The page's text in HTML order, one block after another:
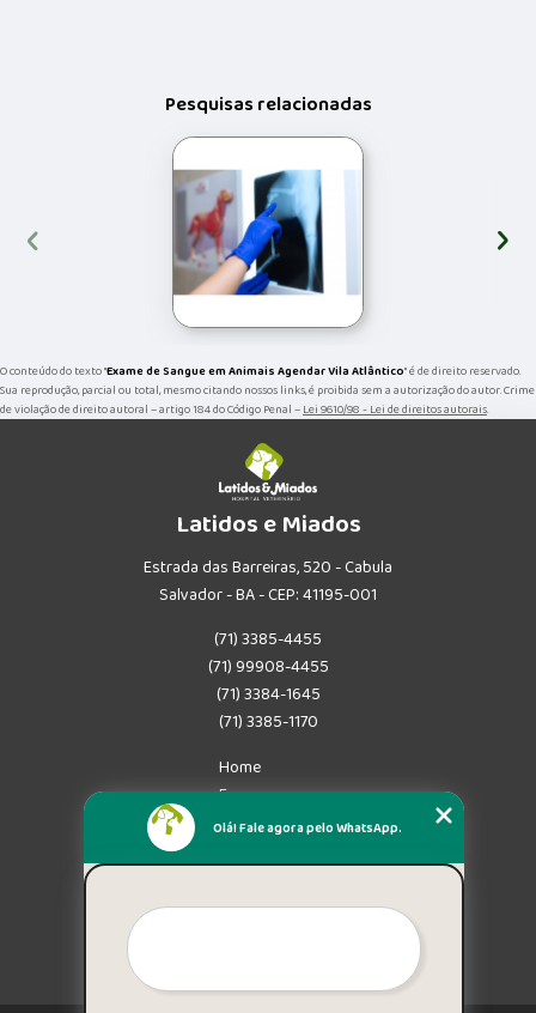
Pesquisas relacionadas
‹ ›
O conteúdo do texto "Exame de Sangue em Animais Agendar Vila Atlântico" é de direito reservado.
Sua reprodução, parcial ou total, mesmo citando nossos links, é proibida sem a autorização do autor. Crime
de violação de direito autoral – artigo 184 do Código Penal –Lei 9610/98 - Lei de direitos autorais.
Latidos e Miados
Estrada das Barreiras, 520 - Cabula
Salvador - BA - CEP: 41195-001
(71) 3385-4455
(71) 99908-4455
(71) 3384-1645
(71) 3385-1170
Home
Empresa
Missão
Mapa do site
Olá! Fale agora pelo WhatsApp.